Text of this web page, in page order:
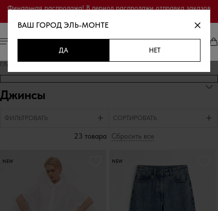
Финальная распродажа! В период распродажи отправка заказов
ГЛАВНАЯ/КАТАЛОГ ТОВАРОВ/ДЖИНСЫ
Джинсы
ФИЛЬТРОВАТЬ СОРТИРОВАТЬ
23 товара Сбросить все
NEW NEW
ВАШ ГОРОДЭЛЬ-МОНТЕ
ДА НЕТ